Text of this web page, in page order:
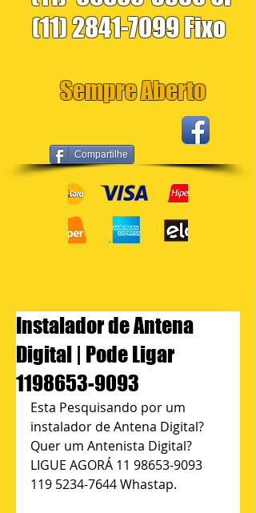
Compartilhe
(11) 2841-7099Fixo
Sempre Aberto
Instalador de Antena
Digital | Pode Ligar
1198653-9093
Esta Pesquisando por um
instalador de Antena Digital?
Quer um Antenista Digital?
LIGUE AGORÁ 11 98653-9093
119 5234-7644 Whastap.